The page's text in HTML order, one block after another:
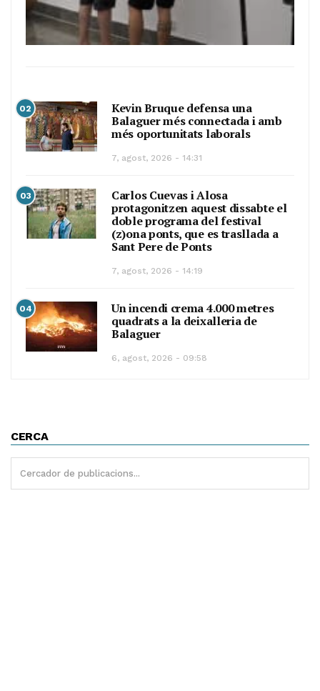
02
Kevin Bruque defensa una
Balaguer més connectada i amb
més oportunitats laborals
7, agost, 2026 - 14:31
03
Carlos Cuevas i Alosa
protagonitzen aquest dissabte el
doble programa del festival
(z)ona ponts, que es trasllada a
Sant Pere de Ponts
7, agost, 2026 - 14:19
04
Un incendi crema 4.000 metres
quadrats a la deixalleria de
Balaguer
6, agost, 2026 - 09:58
CERCA